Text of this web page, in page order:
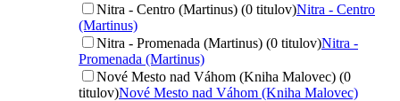
Nitra - Centro (Martinus) (0 titulov)Nitra - Centro
(Martinus)
Nitra - Promenada (Martinus) (0 titulov)Nitra -
Promenada (Martinus)
Nové Mesto nad Váhom (Kniha Malovec) (0
titulov)Nové Mesto nad Váhom (Kniha Malovec)